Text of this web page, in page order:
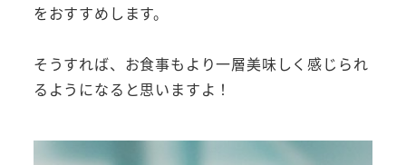
をおすすめします。
そうすれば、お食事もより一層美味しく感じられ
るようになると思いますよ！